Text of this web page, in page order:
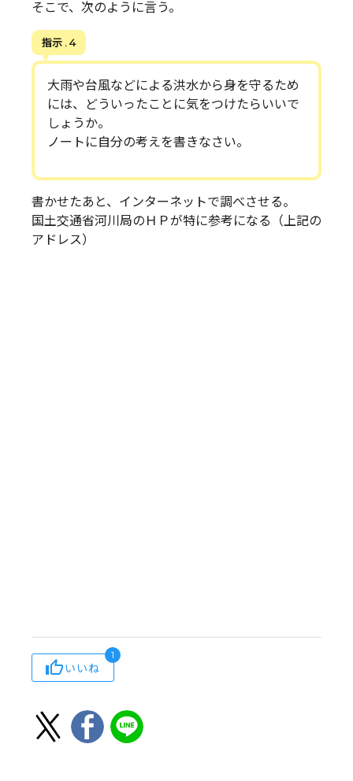
そこで、次のように言う。
指示 . 4
大雨や台風などによる洪水から身を守るため
には、どういったことに気をつけたらいいで
しょうか。
ノートに自分の考えを書きなさい。
書かせたあと、インターネットで調べさせる。
国土交通省河川局のＨＰが特に参考になる（上記の
アドレス）
いいね
1